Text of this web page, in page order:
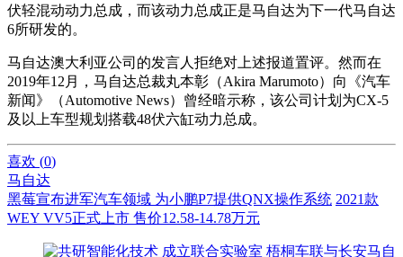
伏轻混动动力总成，而该动力总成正是马自达为下一代马自达
6所研发的。
马自达澳大利亚公司的发言人拒绝对上述报道置评。然而在
2019年12月，马自达总裁丸本彰（Akira Marumoto）向《汽车
新闻》（Automotive News）曾经暗示称，该公司计划为CX-5
及以上车型规划搭载48伏六缸动力总成。
喜欢 (0)
马自达
黑莓宣布进军汽车领域 为小鹏P7提供QNX操作系统 2021款
WEY VV5正式上市 售价12.58-14.78万元